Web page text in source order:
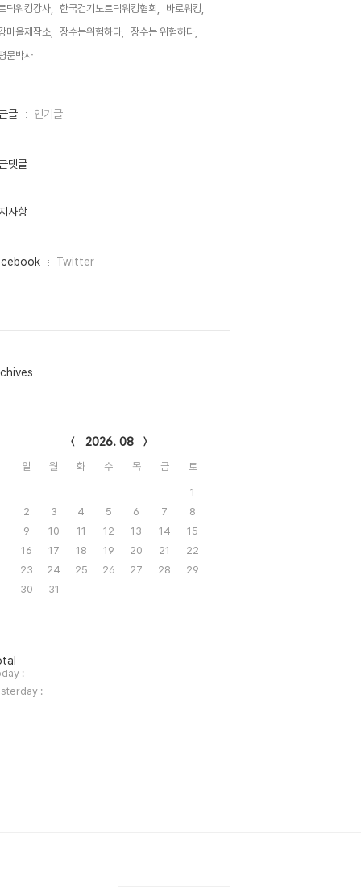
딕워킹강사,
한국걷기노르딕워킹협회,
바로워킹,
마을제작소,
장수는위험하다,
장수는 위험하다,
문박사,
글 인기글
댓글
사항
Twitter
2026. 08
일 월 화 수 목 금 토
1
2
3 4 5 6 7
8
9
10 11 12 13 14
15
16
17 18 19 20 21
22
23
24 25 26 27 28
29
30
31
:
: